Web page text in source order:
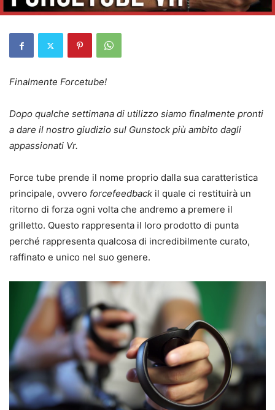
Finalmente Forcetube!
Dopo qualche settimana di utilizzo siamo finalmente pronti
a dare il nostro giudizio sul Gunstock più ambito dagli
appassionati Vr.
Force tube prende il nome proprio dalla sua caratteristica
principale, ovvero forcefeedback il quale ci restituirà un
ritorno di forza ogni volta che andremo a premere il
grilletto. Questo rappresenta il loro prodotto di punta
perché rappresenta qualcosa di incredibilmente curato,
raffinato e unico nel suo genere.